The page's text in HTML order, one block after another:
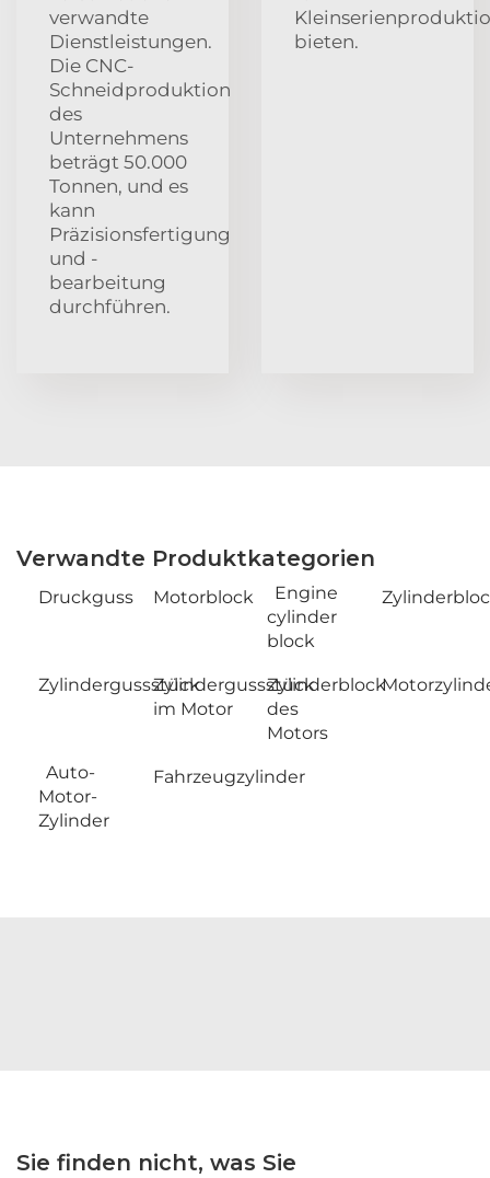
verwandte
Dienstleistungen.
Die CNC-
Schneidproduktion
des
Unternehmens
beträgt 50.000
Tonnen, und es
kann
Präzisionsfertigung
und -
bearbeitung
durchführen.
bieten.
Verwandte Produktkategorien
Druckguss Motorblock
Engine
cylinder
block
ZylindergussstückZylindergussstück
im Motor
Zylinderblock
des
Motors
Auto-
Motor-
Zylinder
Fahrzeugzylinder
Sie finden nicht, was Sie